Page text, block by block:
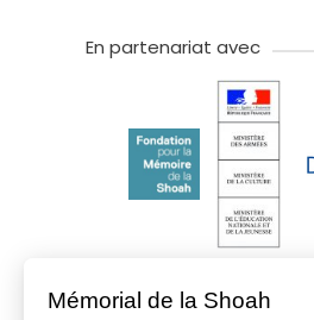
En partenariat avec